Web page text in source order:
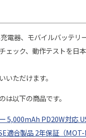
電器、モバイルバッテリ
ェック、動作テストを日
いただけます。
は以下の商品です。
5,000mAh PD20W対応
適合製品 2年保証（MOT-